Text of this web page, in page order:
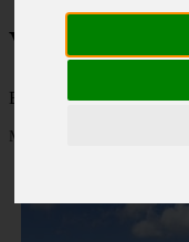
Viajes a la
Blog sobre la Patagonia
Mostrando 1 - 24 de 479